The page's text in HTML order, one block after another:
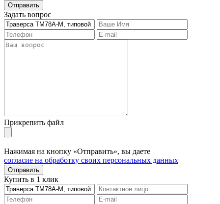
Отправить
Задать вопрос
Прикрепить файл
Нажимая на кнопку «Отправить», вы даете
согласие на обработку своих персональных данных
Отправить
Купить в 1 клик